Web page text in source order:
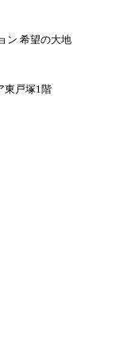
ン 希望の大地
東戸塚1階